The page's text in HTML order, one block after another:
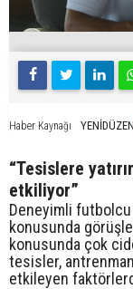
Haber Kaynağı YENİDÜZEN
“Tesislere
etkiliyor”
Deneyimli
konusunda
konusunda çok
tesisler,
etkileyen